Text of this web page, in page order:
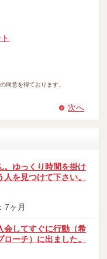
同意を得ております。
次へ
。ゆっくり時間を掛け
を見つけて下さい。
7ヶ月
会してすぐに行動（希
ーチ）に出ました。